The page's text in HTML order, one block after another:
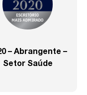
– Abrangente –
Setor Saúde